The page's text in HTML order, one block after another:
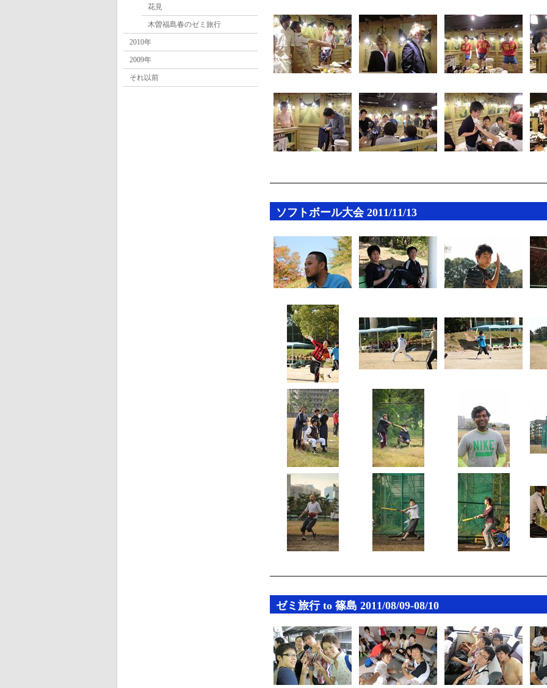
ソフトボール大会 2011/11/13
ゼミ旅行 to 篠島 2011/08/09-08/10
花見
木曽福島春のゼミ旅行
2010年
2009年
それ以前